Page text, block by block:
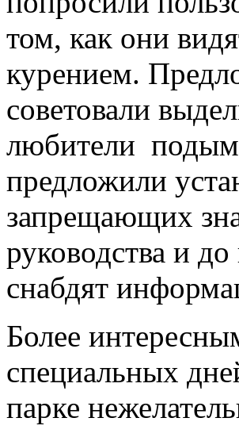
том, как они
курением.
советовали
любители
предложили
запрещающих
руководства и
снабдят
Более
специальных
парке